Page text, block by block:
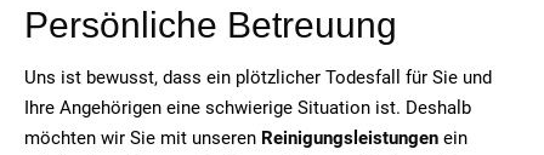
Persönliche Betreuung
Uns ist bewusst, dass ein plötzlicher Todesfall für Sie und
Ihre Angehörigen eine schwierige Situation ist. Deshalb
möchten wir Sie mit unseren Reinigungsleistungen ein